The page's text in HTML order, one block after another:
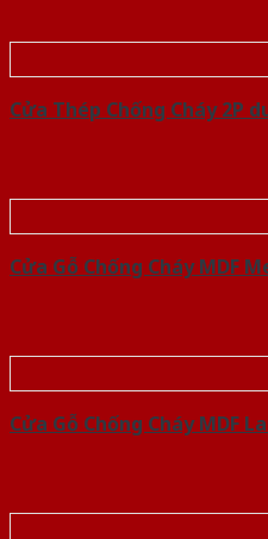
Cửa Thép Chống Cháy 2P
Cửa Gỗ Chống Cháy MDF
Cửa Gỗ Chống Cháy MDF